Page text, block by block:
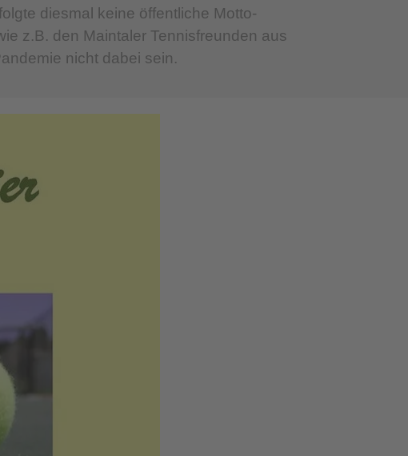
diesmal keine öffentliche Motto-
z.B. den Maintaler Tennisfreunden aus
nicht dabei sein.